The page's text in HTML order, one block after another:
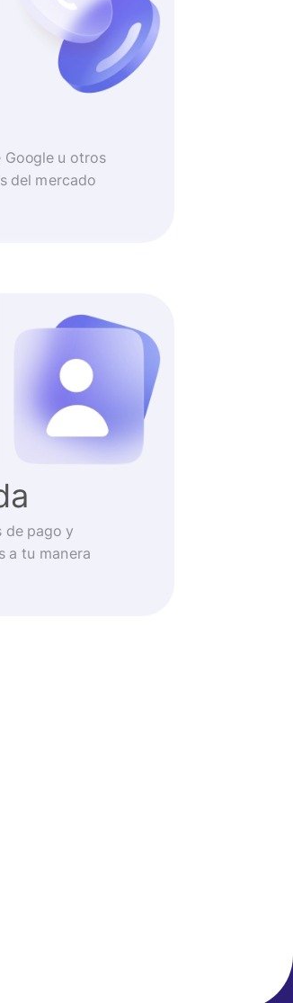
u otros
del mercado
de pago y
a tu manera